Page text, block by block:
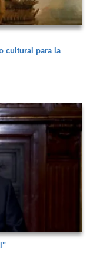
cultural para la